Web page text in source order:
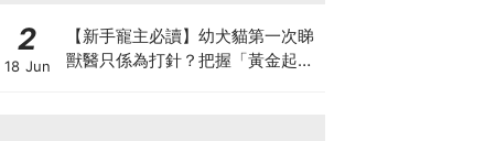
2
18 Jun
【新手寵主必讀】幼犬貓第一次睇
獸醫只係為打針？把握「黃金起跑